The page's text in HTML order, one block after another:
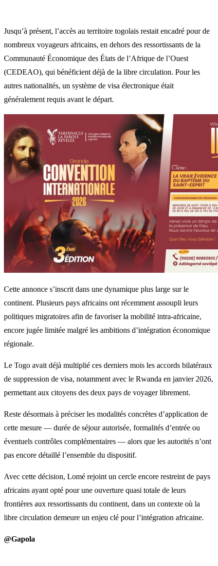
Jusqu’à présent, l’accès au territoire togolais restait encadré pour de
nombreux voyageurs africains, en dehors des ressortissants de la
Communauté Économique des États de l’Afrique de l’Ouest
(CEDEAO), qui bénéficient déjà de la libre circulation. Pour les
autres nationalités, un système de visa électronique était
généralement requis avant le départ.
Cette annonce s’inscrit dans une dynamique plus large sur le
continent. Plusieurs pays africains ont récemment assoupli leurs
politiques migratoires afin de favoriser la mobilité intra-africaine,
encore jugée limitée malgré les ambitions d’intégration économique
régionale.
Le Togo avait déjà multiplié ces derniers mois les accords bilatéraux
de suppression de visa, notamment avec le Rwanda en janvier 2026,
permettant aux citoyens des deux pays de voyager librement.
Reste désormais à préciser les modalités concrètes d’application de
cette mesure — durée de séjour autorisée, formalités d’entrée ou
éventuels contrôles complémentaires — alors que les autorités n’ont
pas encore détaillé l’ensemble du dispositif.
Avec cette décision, Lomé rejoint un cercle encore restreint de pays
africains ayant opté pour une ouverture quasi totale de leurs
frontières aux ressortissants du continent, dans un contexte où la
libre circulation demeure un enjeu clé pour l’intégration africaine.
@Gapola